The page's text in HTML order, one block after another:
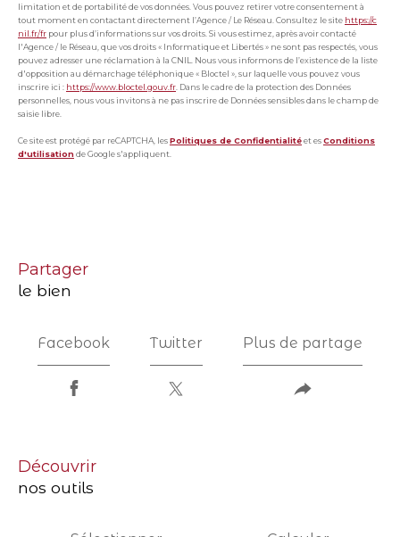
limitation et de portabilité de vos données. Vous pouvez retirer votre consentement à
tout moment en contactant directement l’Agence / Le Réseau. Consultez le site https://c
nil.fr/fr pour plus d’informations sur vos droits. Si vous estimez, après avoir contacté
l'Agence / le Réseau, que vos droits « Informatique et Libertés » ne sont pas respectés, vous
pouvez adresser une réclamation à la CNIL. Nous vous informons de l’existence de la liste
d'opposition au démarchage téléphonique « Bloctel », sur laquelle vous pouvez vous
inscrire ici : https://www.bloctel.gouv.fr . Dans le cadre de la protection des Données
personnelles, nous vous invitons à ne pas inscrire de Données sensibles dans le champ de
saisie libre.
Ce site est protégé par reCAPTCHA, lesPolitiques de Confidentialitéet esConditions
d'utilisationde Google s'appliquent.
partager
le bien
Facebook Twitter Plus de partage
découvrir
nos outils